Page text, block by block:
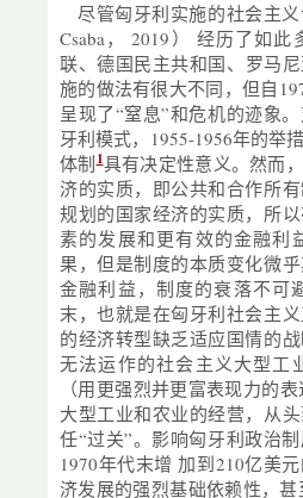
尽管匈牙利实施的社会主
Csaba， 2019） 经历了如
联、德国民主共和国、罗马
施的做法有很大不同，但自
呈现了“窒息”和危机的迹象
牙利模式，1955-1956年的举
体制1具有决定性意义。然而
济的实质，即公共和合作所
规划的国家经济的实质，所
素的发展和更有效的金融利
果，但是制度的本质变化微
金融利益，制度的衰落不可
末，也就是在匈牙利社会主
的经济转型缺乏适应国情的
无法运作的社会主义大型工
（用更强烈并更富表现力的
大型工业和农业的经营，从
任“过关”。影响匈牙利政治
1970年代末增 加到210亿美
济发展的强烈基础依赖性，